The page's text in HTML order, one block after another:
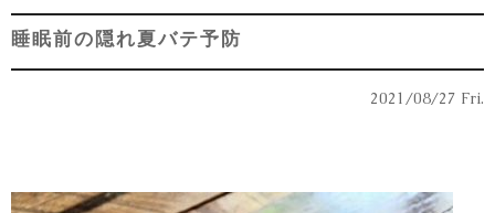
睡眠前の隠れ夏バテ予防
2021/08/27 Fri.